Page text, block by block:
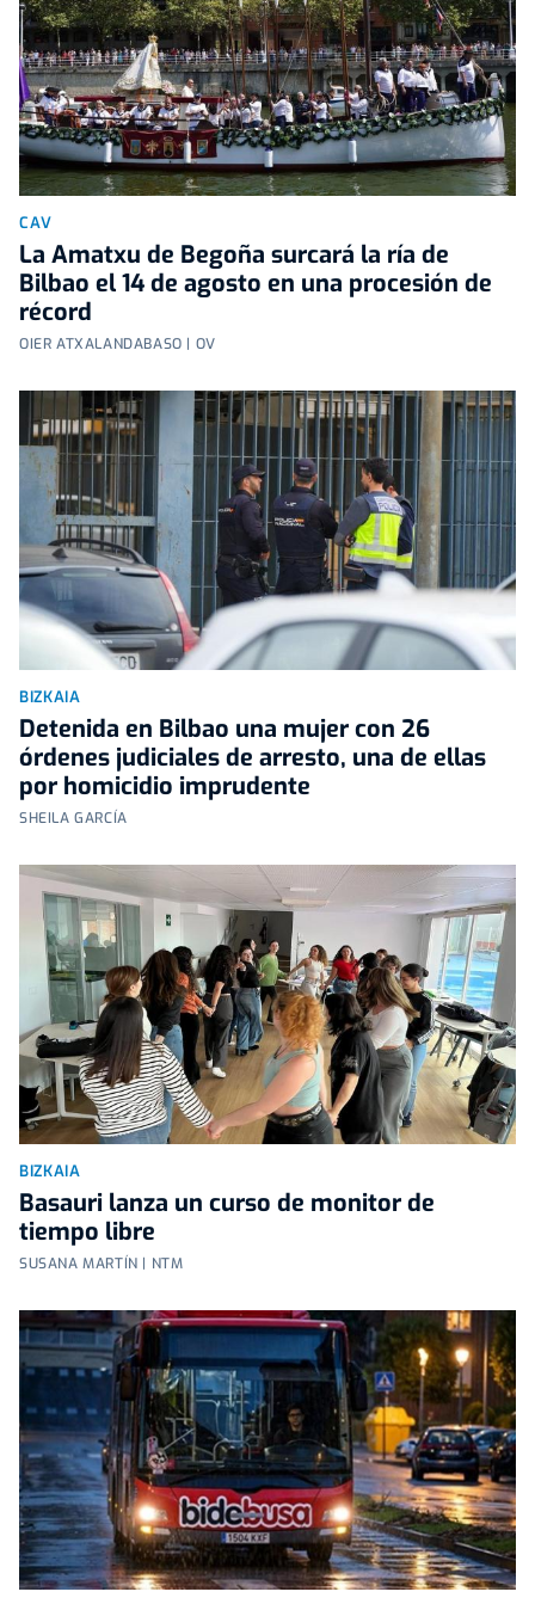
CAV
La Amatxu de Begoña surcará la ría de
Bilbao el 14 de agosto en una procesión de
récord
OIER ATXALANDABASO | OV
BIZKAIA
Detenida en Bilbao una mujer con 26
órdenes judiciales de arresto, una de ellas
por homicidio imprudente
SHEILA GARCÍA
BIZKAIA
Basauri lanza un curso de monitor de
tiempo libre
SUSANA MARTÍN | NTM